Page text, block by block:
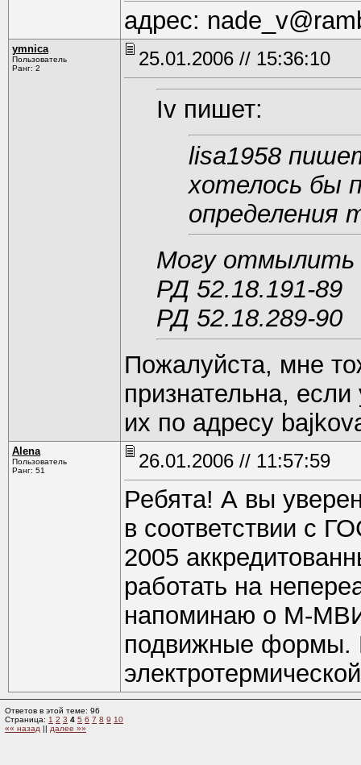
адрес:
ymnica
Пользователь
Ранг: 2
25.01.2006 // 15:36:10
Iv пишет:
lisa1958
хотелось бы
определения
Могу отмылить
РД 52.18.191-89
РД 52.18.289-90
Пожалуйста, мне
признательна,
их по адресу
Alena
Пользователь
Ранг: 51
26.01.2006 // 11:57:59
Ребята! А вы
в соответствии с
2005
работать на
напоминаю о М-
подвижные формы.
Ответов в этой теме: 96
Страница: 1 2 3 4 5 6 7 8 9 10
«« назад || далее »»